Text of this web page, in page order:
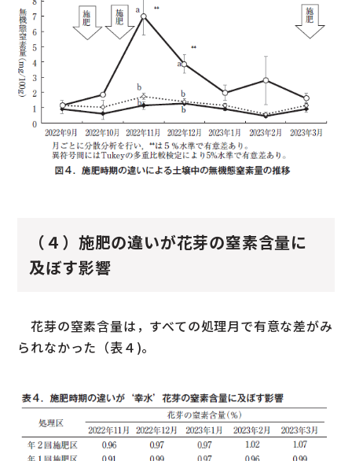
（４）施肥の違いが花芽の窒素含量に
及ぼす影響
花芽の窒素含量は，すべての処理月で有意な差がみ
られなかった（表４)。